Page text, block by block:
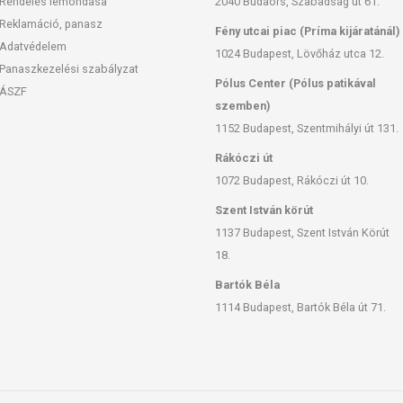
Reklamáció, panasz
Adatvédelem
Panaszkezelési szabályzat
ÁSZF
Fény utcai piac (Príma kijáratánál)
1024 Budapest, Lövőház utca 12.
Pólus Center (Pólus patikával
szemben)
1152 Budapest, Szentmihályi út 131.
Rákóczi út
1072 Budapest, Rákóczi út 10.
Szent István körút
1137 Budapest, Szent István Körút
18.
Bartók Béla
1114 Budapest, Bartók Béla út 71.